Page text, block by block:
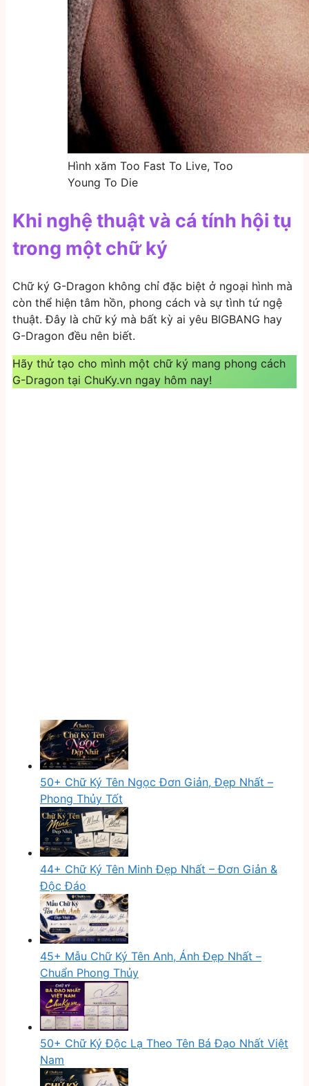
Hình xăm Too Fast To Live, Too
Young To Die
Khi nghệ thuật và cá tính hội tụ
trong một chữ ký
Chữ ký G-Dragon không chỉ đặc biệt ở ngoại hình mà
còn thể hiện tâm hồn, phong cách và sự tình tứ ngệ
thuật. Đây là chữ ký mà bất kỳ ai yêu BIGBANG hay
G-Dragon đều nên biết.
Hãy thử tạo cho mình một chữ ký mang phong cách
G-Dragon tại ChuKy.vn ngay hôm nay!
50+ Chữ Ký Tên Ngọc Đơn Giản, Đẹp Nhất –
Phong Thủy Tốt
44+ Chữ Ký Tên Minh Đẹp Nhất – Đơn Giản &
Độc Đáo
45+ Mẫu Chữ Ký Tên Anh, Ánh Đẹp Nhất –
Chuẩn Phong Thủy
50+ Chữ Ký Độc Lạ Theo Tên Bá Đạo Nhất Việt
Nam